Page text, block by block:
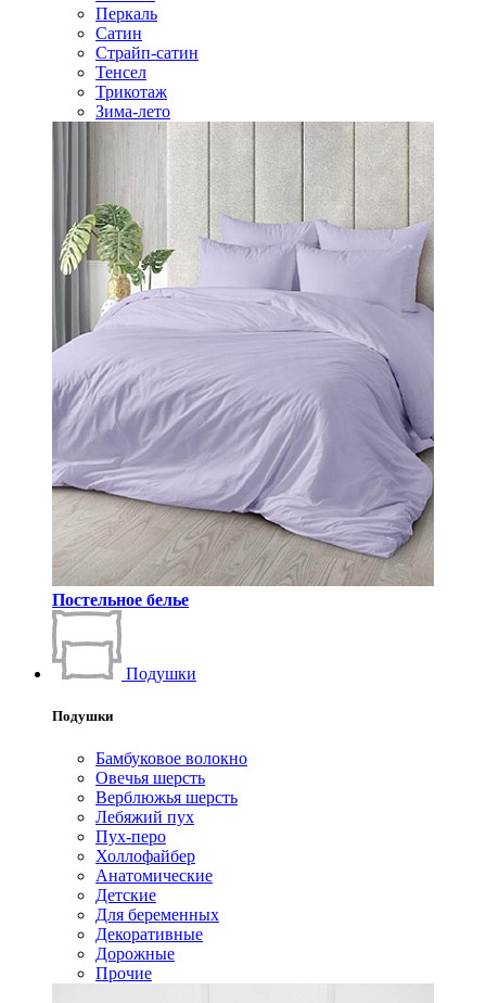
Перкаль
Сатин
Страйп-сатин
Тенсел
Трикотаж
Зима-лето
Постельное белье
Подушки
Подушки
Бамбуковое волокно
Овечья шерсть
Верблюжья шерсть
Лебяжий пух
Пух-перо
Холлофайбер
Анатомические
Детские
Для беременных
Декоративные
Дорожные
Прочие